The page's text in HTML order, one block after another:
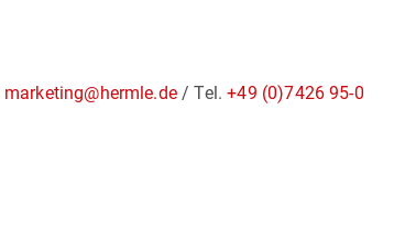
marketing@hermle.de/ Tel.+49 (0)7426 95-0